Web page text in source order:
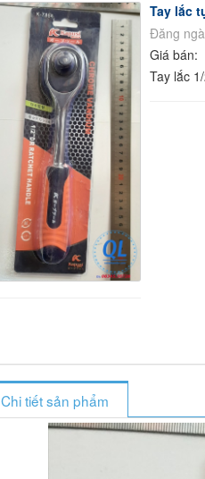
Tay lắc
Đăng
Giá bán:
Tay lắc
Chi tiết sản phẩm